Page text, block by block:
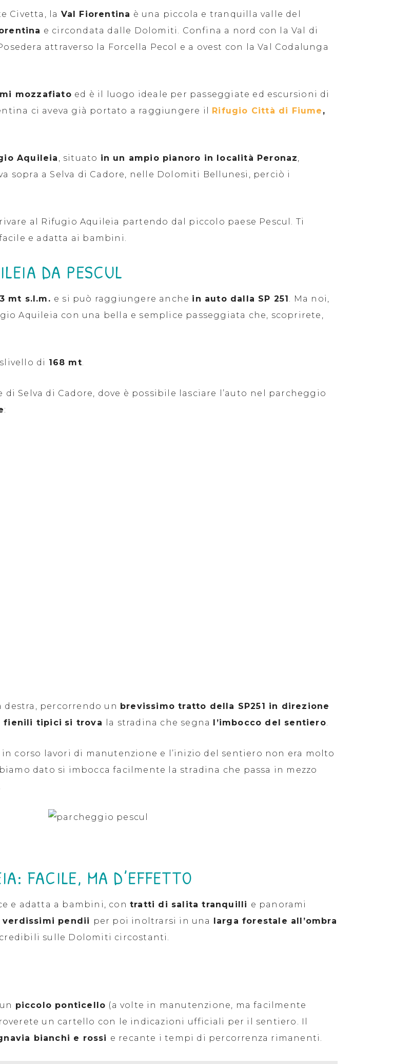
Civetta, la Val Fiorentina è una piccola e tranquilla valle del
e circondata dalle Dolomiti. Confina a nord con la Val di
attraverso la Forcella Pecol e a ovest con la Val Codalunga
mozzafiato ed è il luogo ideale per passeggiate ed escursioni di
ci aveva già portato a raggiungere il Rifugio Città di Fiume ,
Aquileia , situato in un ampio pianoro in località Peronaz
sopra a Selva di Cadore, nelle Dolomiti Bellunesi, perciò i
al Rifugio Aquileia partendo dal piccolo paese Pescul. Ti
e adatta ai bambini.
DA PESCUL
mt s.l.m. e si può raggiungere anche in auto dalla SP 251
. Ma noi,
Aquileia con una bella e semplice passeggiata che, scoprirete,
di 168 mt
di Selva di Cadore, dove è possibile lasciare l’auto nel parcheggio
:
destra, percorrendo un brevissimo tratto della SP251 in direzione
fienili tipici si trova la stradina che segna l’imbocco del sentiero
corso lavori di manutenzione e l’inizio del sentiero non era molto
dato si imbocca facilmente la stradina che passa in mezzo
FACILE, MA D’EFFETTO
e adatta a bambini, con tratti di salita tranquilli e panorami
pendii per poi inoltrarsi in una larga forestale all’ombra
sulle Dolomiti circostanti.
piccolo ponticello (a volte in manutenzione, ma facilmente
un cartello con le indicazioni ufficiali per il sentiero. Il
bianchi e rossi e recante i tempi di percorrenza rimanenti.